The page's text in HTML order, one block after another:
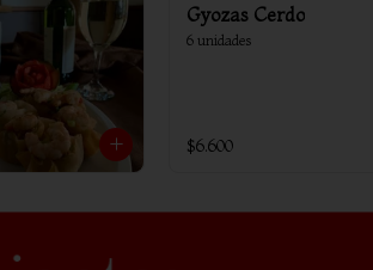
Gyozas Cerdo
6 unidades
$6.600